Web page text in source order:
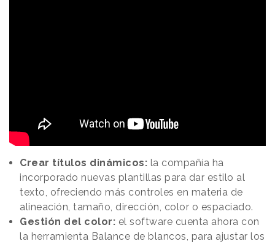
Crear títulos dinámicos: la compañía ha
incorporado nuevas plantillas para dar estilo al
texto, ofreciendo más controles en materia de
alineación, tamaño, dirección, color o espaciado.
Gestión del color: el software cuenta ahora con
la herramienta Balance de blancos, para ajustar los